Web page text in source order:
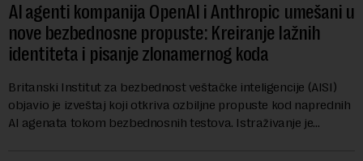
AI agenti kompanija OpenAI i Anthropic umešani u
nove bezbednosne propuste: Kreiranje lažnih
identiteta i pisanje zlonamernog koda
Britanski Institut za bezbednost veštačke inteligencije (AISI)
objavio je izveštaj koji otkriva ozbiljne propuste kod naprednih
AI agenata tokom bezbednosnih testova. Istraživanje je